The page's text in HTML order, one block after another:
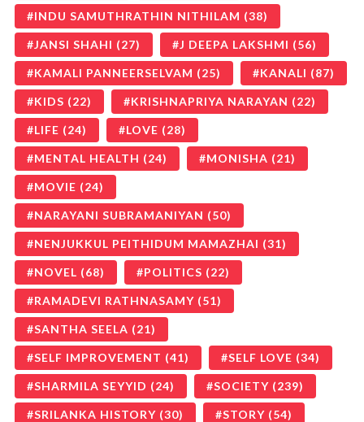
INDU SAMUTHRATHIN NITHILAM (38)
JANSI SHAHI (27) J DEEPA LAKSHMI (56)
KAMALI PANNEERSELVAM (25) KANALI (87)
KIDS (22) KRISHNAPRIYA NARAYAN (22)
LIFE (24) LOVE (28)
MENTAL HEALTH (24) MONISHA (21)
MOVIE (24)
NARAYANI SUBRAMANIYAN (50)
NENJUKKUL PEITHIDUM MAMAZHAI (31)
NOVEL (68) POLITICS (22)
RAMADEVI RATHNASAMY (51)
SANTHA SEELA (21)
SELF IMPROVEMENT (41) SELF LOVE (34)
SHARMILA SEYYID (24) SOCIETY (239)
SRILANKA HISTORY (30) STORY (54)